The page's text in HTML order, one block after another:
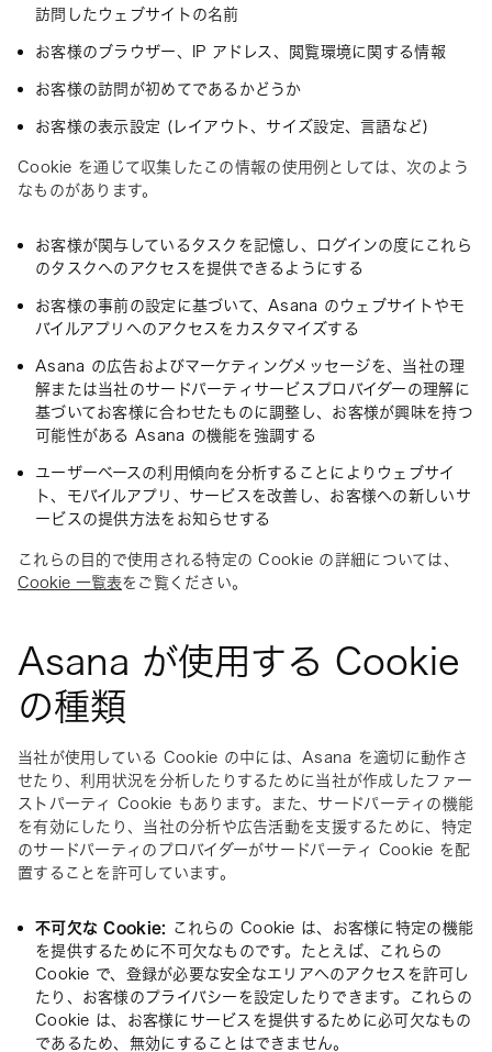
訪問したウェブサイトの名前
お客様のブラウザー、IP アドレス、閲覧環境に関する情報
お客様の訪問が初めてであるかどうか
お客様の表示設定 (レイアウト、サイズ設定、言語など)
Cookie を通じて収集したこの情報の使用例としては、次のよう
なものがあります。
お客様が関与しているタスクを記憶し、ログインの度にこれら
のタスクへのアクセスを提供できるようにする
お客様の事前の設定に基づいて、Asana のウェブサイトやモ
バイルアプリへのアクセスをカスタマイズする
Asana の広告およびマーケティングメッセージを、当社の理
解または当社のサードパーティサービスプロバイダーの理解に
基づいてお客様に合わせたものに調整し、お客様が興味を持つ
可能性がある Asana の機能を強調する
ユーザーベースの利用傾向を分析することによりウェブサイ
ト、モバイルアプリ、サービスを改善し、お客様への新しいサ
ービスの提供方法をお知らせする
これらの目的で使用される特定の Cookie の詳細については、
Cookie 一覧表をご覧ください。
Asana が使用する Cookie
の種類
当社が使用している Cookie の中には、Asana を適切に動作さ
せたり、利用状況を分析したりするために当社が作成したファー
ストパーティ Cookie もあります。また、サードパーティの機能
を有効にしたり、当社の分析や広告活動を支援するために、特定
のサードパーティのプロバイダーがサードパーティ Cookie を配
置することを許可しています。
不可欠な Cookie: これらの Cookie は、お客様に特定の機能
を提供するために不可欠なものです。たとえば、これらの
Cookie で、登録が必要な安全なエリアへのアクセスを許可し
たり、お客様のプライバシーを設定したりできます。これらの
Cookie は、お客様にサービスを提供するために必可欠なもの
であるため、無効にすることはできません。